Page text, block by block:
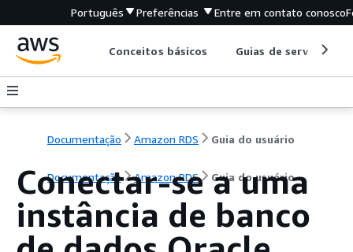
Português Preferências Entre em contato conosco
Conceitos básicos Guias de serviço
Documentação Amazon RDS Guia do usuário
Documentação Amazon RDS Guia do usuário
Conectar-se a uma
instância de banco